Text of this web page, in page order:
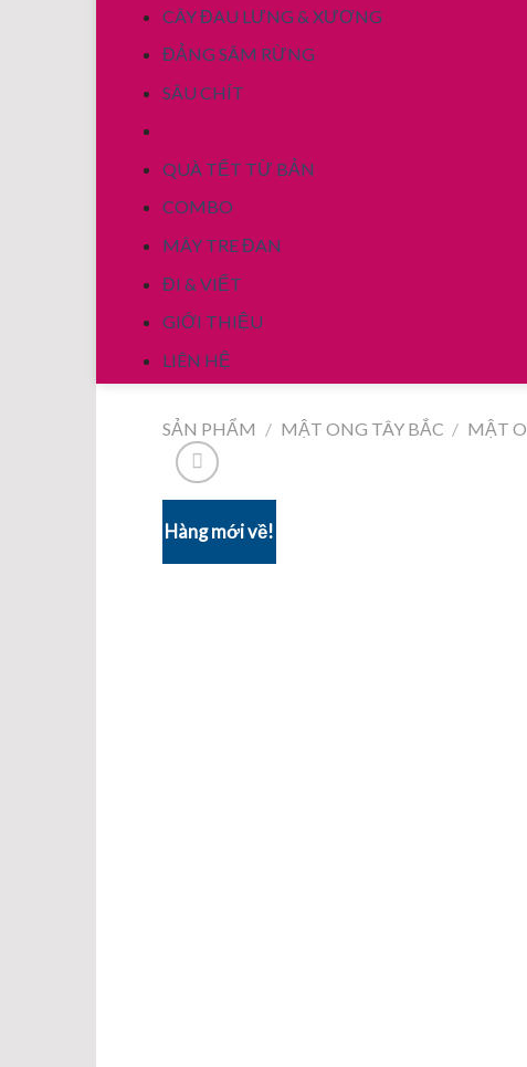
CÂY ĐAU LƯNG & XƯƠNG
ĐẢNG SÂM RỪNG
SÂU CHÍT
QUÀ TẾT TỪ BẢN
COMBO
MÂY TRE ĐAN
ĐI & VIẾT
GIỚI THIỆU
LIÊN HỆ
SẢN PHẨM / MẬT ONG TÂY BẮC / MẬT
Hàng mới về!